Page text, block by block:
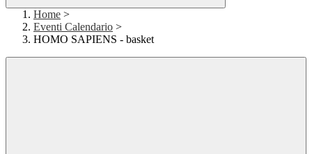
Home >
Eventi Calendario >
HOMO SAPIENS - basket